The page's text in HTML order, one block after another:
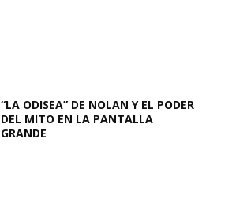
“LA ODISEA” DE NOLAN Y EL PODER
DEL MITO EN LA PANTALLA
GRANDE